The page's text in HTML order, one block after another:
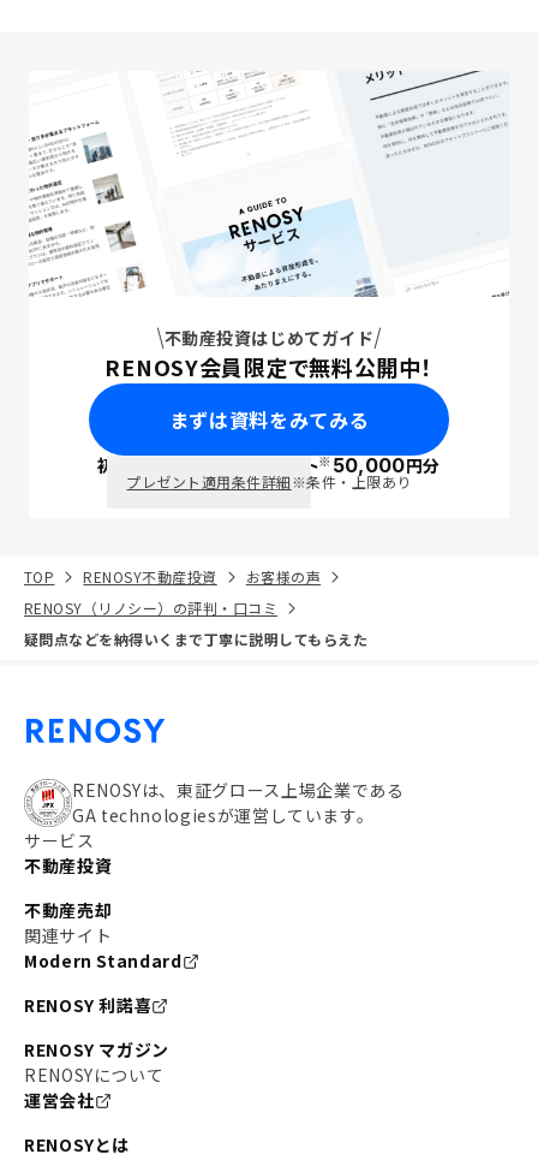
不動産投資はじめてガイド
RENOSY会員限定で無料公開中！
まずは資料をみてみる
初回面談で ポイント※50,000円分
プレゼント適用条件詳細※条件・上限あり
TOP RENOSY不動産投資
お客様の声
RENOSY（リノシー）の評判・口コミ
疑問点などを納得いくまで丁寧に説明してもらえた
RENOSYは、東証グロース上場企業である
GA technologiesが運営しています。
サービス
不動産投資
不動産売却
関連サイト
Modern Standard
RENOSY 利諾喜
RENOSY マガジン
RENOSYについて
運営会社
RENOSYとは